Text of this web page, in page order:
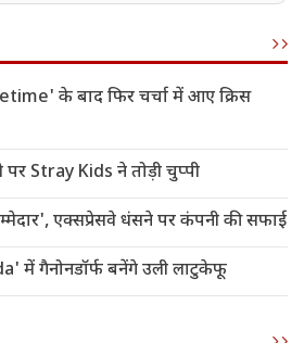
के बाद फिर चर्चा में आए क्रिस
Stray Kids ने तोड़ी चुप्पी
एक्सप्रेसवे धंसने पर कंपनी की सफाई
में गैनोनडॉर्फ बनेंगे उली लाटुकेफू